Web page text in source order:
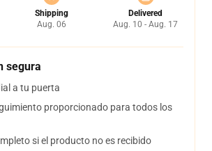
Shipping
Aug. 06
Delivered
Aug. 10 - Aug. 17
segura
a tu puerta
proporcionado para todos los
si el producto no es recibido